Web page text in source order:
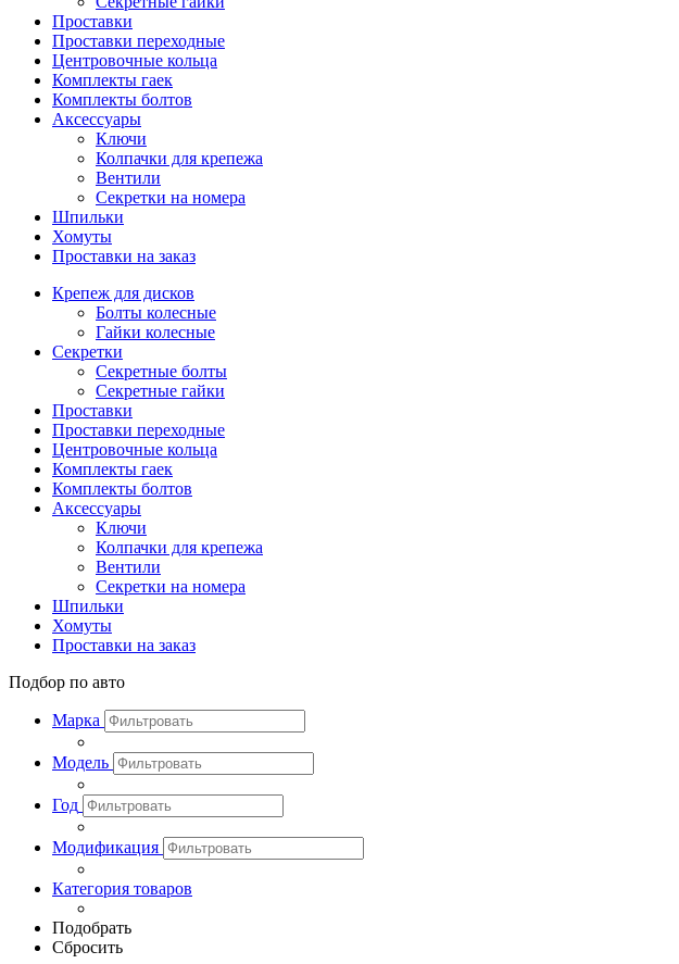
Проставки
Проставки переходные
Центровочные кольца
Комплекты гаек
Комплекты болтов
Аксессуары
Ключи
Колпачки для крепежа
Вентили
Секретки на номера
Шпильки
Хомуты
Проставки на заказ
Крепеж для дисков
Болты колесные
Гайки колесные
Секретки
Секретные болты
Секретные гайки
Проставки
Проставки переходные
Центровочные кольца
Комплекты гаек
Комплекты болтов
Аксессуары
Ключи
Колпачки для крепежа
Вентили
Секретки на номера
Шпильки
Хомуты
Проставки на заказ
Подбор по авто
Марка
Модель
Год
Модификация
Категория товаров
Подобрать
Сбросить